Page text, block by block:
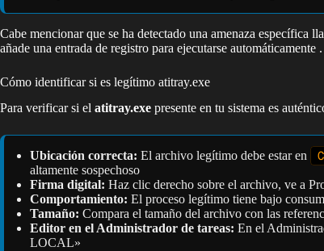
Cabe mencionar que se ha detectado una amenaza específica
añade una entrada de registro para ejecutarse
Cómo identificar si es legítimo atitray.exe
Para verificar si el atitray.exe presente en tu sistema es
Ubicación correcta: El archivo legítimo debe estar en
altamente sospechoso
Firma digital: Haz clic derecho sobre el archivo, ve a
Comportamiento: El proceso legítimo tiene bajo
Tamaño: Compara el tamaño del archivo con las
Editor en el Administrador de tareas: En el
LOCAL»